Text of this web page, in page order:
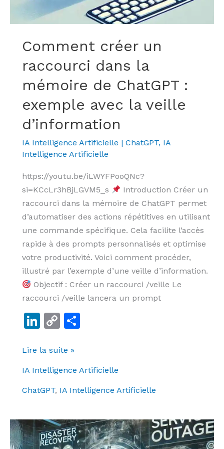
Comment créer un
raccourci dans la
mémoire de ChatGPT :
exemple avec la veille
d’information
IA Intelligence Artificielle | ChatGPT, IA
Intelligence Artificielle
https://youtu.be/iLWYFPooQNc?
si=KCcLr3hBjLGVM5_s
Introduction Créer un
raccourci dans la mémoire de ChatGPT permet
d’automatiser des actions répétitives en utilisant
une commande spécifique. Cela facilite l’accès
rapide à des prompts personnalisés et optimise
votre productivité. Voici comment procéder,
illustré par l’exemple d’une veille d’information.
Objectif : Créer un raccourci /veille Le
raccourci /veille lancera un prompt
Li
k
e
dI
C
p
y
Li
k
g
er
d’information
Lire la suite »
IA Intelligence Artificielle
ChatGPT, IA Intelligence Artificielle
Panne
mondiale